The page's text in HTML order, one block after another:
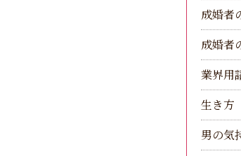
成婚者
成婚者
業界用
生き方
男の気